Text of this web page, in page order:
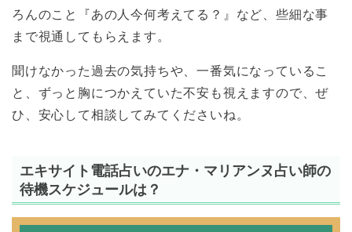
ろんのこと『あの人今何考えてる？』など、些細な事
まで視通してもらえます。
聞けなかった過去の気持ちや、一番気になっているこ
と、ずっと胸につかえていた不安も視えますので、ぜ
ひ、安心して相談してみてくださいね。
エキサイト電話占いのエナ・マリアンヌ占い師の
待機スケジュールは？